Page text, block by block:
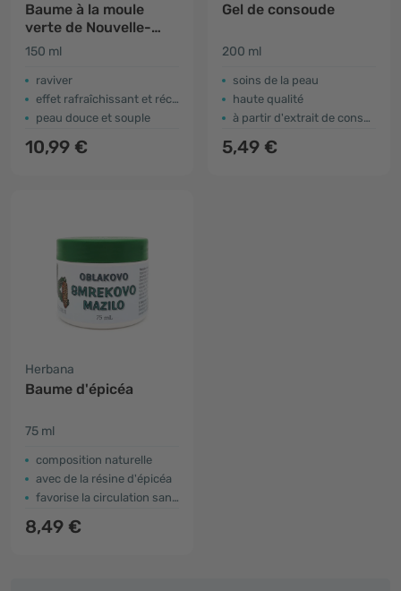
Baume à la moule
verte de Nouvelle-
Zélande
150 ml
raviver
effet rafraîchissant et réchauffant
peau douce et souple
10,99 €
Gel de consoude
200 ml
soins de la peau
haute qualité
à partir d'extrait de consoude
5,49 €
Herbana
Baume d'épicéa
75 ml
composition naturelle
avec de la résine d'épicéa
favorise la circulation sanguine
8,49 €